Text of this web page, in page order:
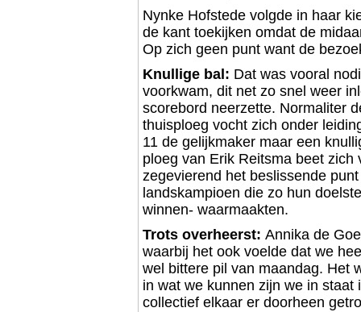
Nynke Hofstede volgde in haar
de kant toekijken omdat de
Op zich geen punt want de
Knullige bal: Dat was vooral
voorkwam, dit net zo snel weer
scorebord neerzette. Normaliter
thuisploeg vocht zich onder
11 de gelijkmaker maar een
ploeg van Erik Reitsma beet
zegevierend het beslissende
landskampioen die zo hun
winnen- waarmaakten.
Trots overheerst: Annika de
waarbij het ook voelde dat we
wel bittere pil van maandag. Het
in wat we kunnen zijn we in
collectief elkaar er doorheen